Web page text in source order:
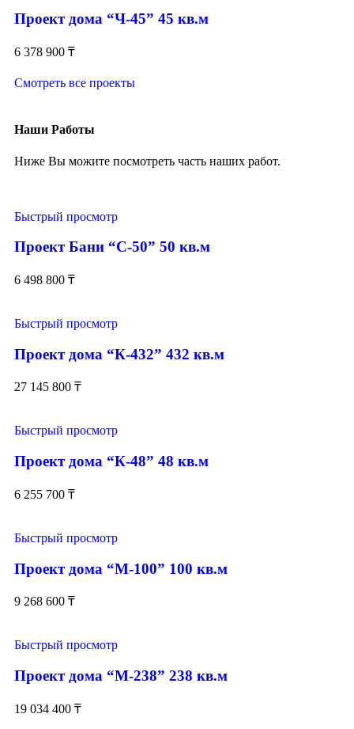
Проект дома “Ч-45” 45 кв.м
6 378 900 ₸
Смотреть все проекты
Наши Работы
Ниже Вы можите посмотреть часть наших работ.
Быстрый просмотр
Проект Бани “С-50” 50 кв.м
6 498 800 ₸
Быстрый просмотр
Проект дома “К-432” 432 кв.м
27 145 800 ₸
Быстрый просмотр
Проект дома “К-48” 48 кв.м
6 255 700 ₸
Быстрый просмотр
Проект дома “М-100” 100 кв.м
9 268 600 ₸
Быстрый просмотр
Проект дома “М-238” 238 кв.м
19 034 400 ₸